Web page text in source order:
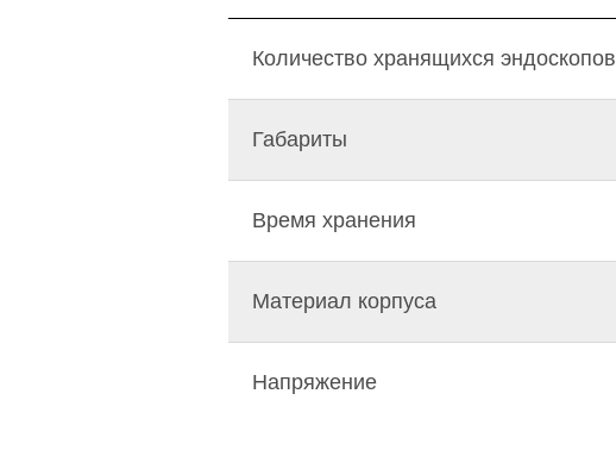
Количество хранящихся эндоскопов
Габариты
Время хранения
Материал корпуса
Напряжение